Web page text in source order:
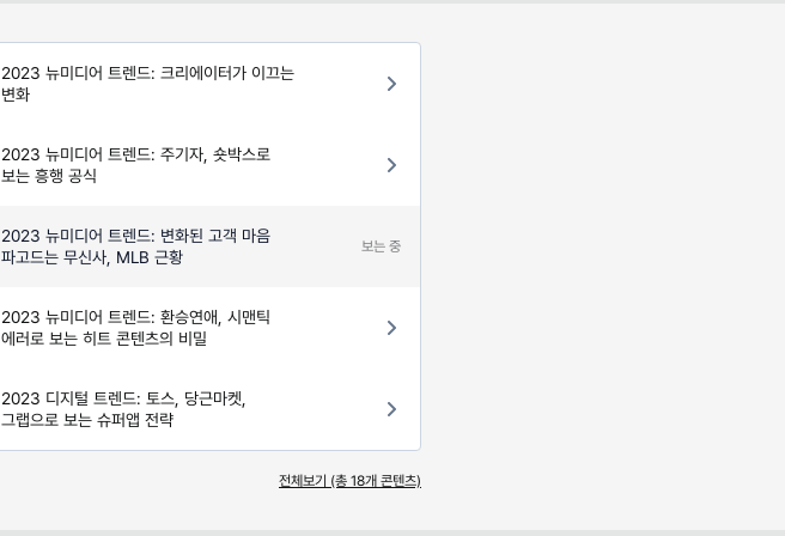
2023 뉴미디어 트렌드: 크리에이터가 이끄는
변화
2023 뉴미디어 트렌드: 주기자, 숏박스로
보는 흥행 공식
2023 뉴미디어 트렌드: 변화된 고객 마음
파고드는 무신사, MLB 근황
보는 중
2023 뉴미디어 트렌드: 환승연애, 시맨틱
에러로 보는 히트 콘텐츠의 비밀
2023 디지털 트렌드: 토스, 당근마켓,
그랩으로 보는 슈퍼앱 전략
전체보기 (총 18개 콘텐츠)